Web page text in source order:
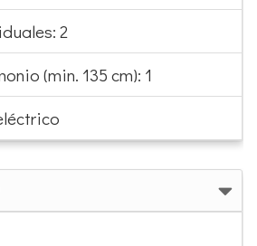
2
(min. 135 cm): 1